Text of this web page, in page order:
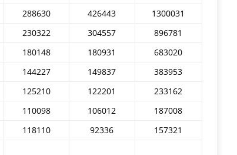
288630 426443
1300031
230322 304557
896781
180148 180931
683020
144227 149837
383953
125210 122201
233162
110098 106012
187008
118110 92336
157321